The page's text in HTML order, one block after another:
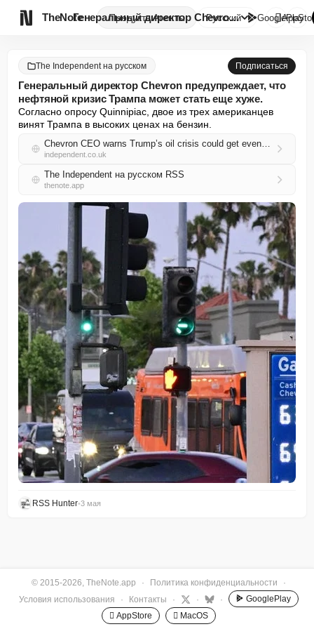
TheNote ПродуктыАгенты Генеральный директор Chevron п...
Русский GooglePlay

The Independent на русском Подписаться
Генеральный директор Chevron предупреждает, что
нефтяной кризис Трампа может стать еще хуже.
Согласно опросу Quinnipiac, двое из трех американцев
винят Трампа в высоких ценах на бензин.
Chevron CEO warns Trump’s oil crisis could get even worse
independent.co.uk
The Independent на русском RSS
thenote.app
RSS Hunter•3 мая
© 2015-2026, TheNote.app · Политика конфиденциальности
·
Условия использования
· Контакты · · ·
GooglePlay
 AppStore
 MacOS